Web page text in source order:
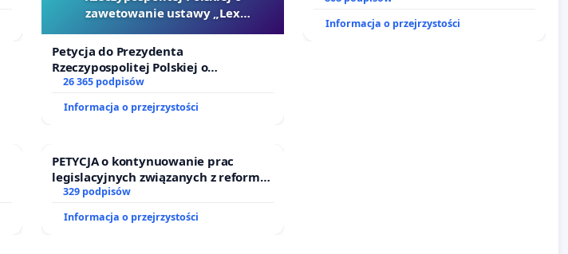
zawetowanie ustawy „Lex
Petycja do Prezydenta
Rzeczypospolitej Polskiej o
zawetowanie ustawy „Lex Szarlatan”
26 365 podpisów
Informacja o przejrzystości
Informacja o przejrzystości
PETYCJA o kontynuowanie prac
legislacyjnych związanych z reformą
prawa rodzinnego
329 podpisów
Informacja o przejrzystości